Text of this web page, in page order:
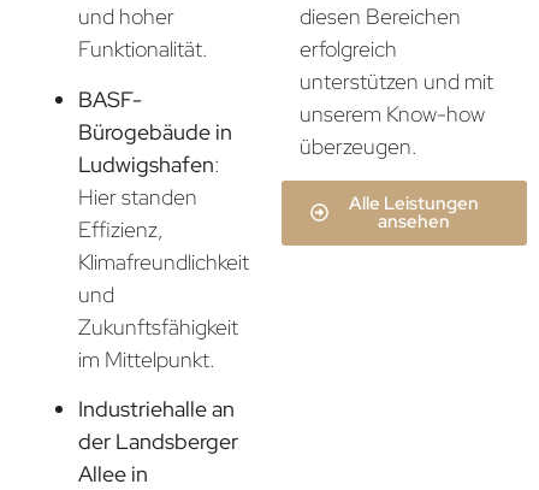
und hoher
Funktionalität.
BASF-
Bürogebäude in
Ludwigshafen:
Hier standen
Effizienz,
Klimafreundlichkeit
und
Zukunftsfähigkeit
im Mittelpunkt.
Industriehalle an
der Landsberger
Allee in
diesen Bereichen
erfolgreich
unterstützen und mit
unserem Know-how
überzeugen.
Alle Leistungen
ansehen